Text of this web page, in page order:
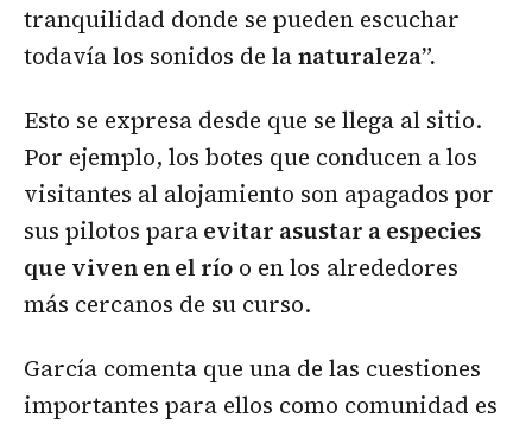
tranquilidad donde se pueden escuchar
todavía los sonidos de lanaturaleza”.
Esto se expresa desde que se llega al sitio.
Por ejemplo, los botes que conducen a los
visitantes al alojamiento son apagados por
sus pilotos paraevitar asustar a especies
que viven en el río o en los alrededores
más cercanos de su curso.
García comenta que una de las cuestiones
importantes para ellos como comunidad es